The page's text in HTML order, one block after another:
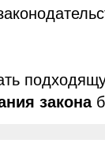
закона